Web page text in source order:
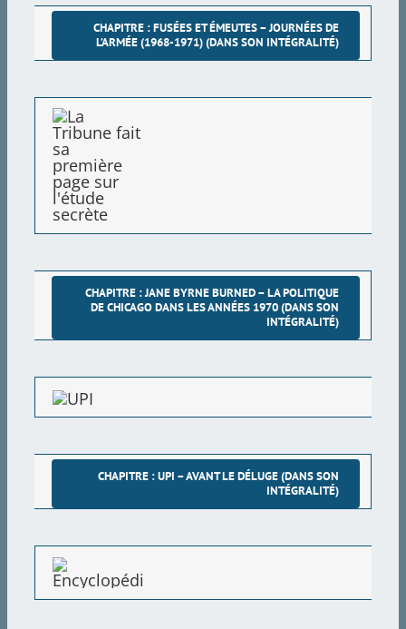
Huntsville, Alabama et le Army Missile Command
L’atoll Johnston et les origines de la guerre spatiale
L’atoll de Kwajalein et le site d’essai de missiles
Ronald Reagan
Un demi-siècle de défense contre les missiles
L’université de Kent State et l’après-coup
Le groupe de travail spécial du secrétaire d’État
La crise de l’emploi – Les manifestations “Stop the
Government” de 1971
militaire
CHAPITRE : FUSÉES ET ÉMEUTES – JOURNÉES DE
L’ARMÉE (1968-1971) (DANS SON INTÉGRALITÉ)
CHAPITRE : JANE BYRNE BURNED – LA POLITIQUE
DE CHICAGO DANS LES ANNÉES 1970 (DANS SON
INTÉGRALITÉ)
CHAPITRE : UPI – AVANT LE DÉLUGE (DANS SON
INTÉGRALITÉ)